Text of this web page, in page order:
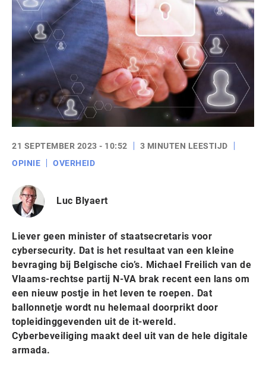
21 SEPTEMBER 2023 - 10:52
3 MINUTEN LEESTIJD
OPINIE
OVERHEID
Luc Blyaert
Liever geen minister of staatsecretaris voor
cybersecurity. Dat is het resultaat van een kleine
bevraging bij Belgische cio’s. Michael Freilich van de
Vlaams-rechtse partij N-VA brak recent een lans om
een nieuw postje in het leven te roepen. Dat
ballonnetje wordt nu helemaal doorprikt door
topleidinggevenden uit de it-wereld.
Cyberbeveiliging maakt deel uit van de hele digitale
armada.